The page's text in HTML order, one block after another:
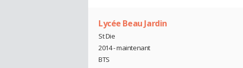
Lycée Beau Jardin
St Die
2014 - maintenant
BTS